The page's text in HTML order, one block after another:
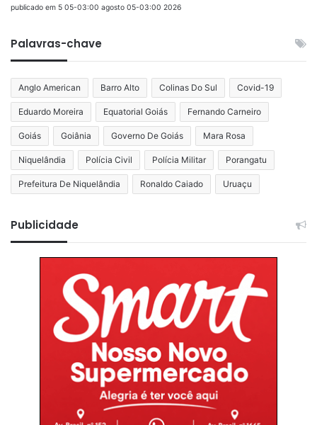
publicado em 5 05-03:00 agosto 05-03:00 2026
Palavras-chave
Anglo American Barro Alto Colinas Do Sul Covid-19
Eduardo Moreira Equatorial Goiás Fernando Carneiro
Goiás Goiânia Governo De Goiás Mara Rosa
Niquelândia Polícia Civil Polícia Militar Porangatu
Prefeitura De Niquelândia Ronaldo Caiado Uruaçu
Publicidade